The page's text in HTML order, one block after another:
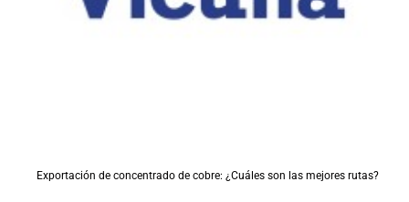
Exportación de concentrado de cobre: ¿Cuáles son las mejores rutas?